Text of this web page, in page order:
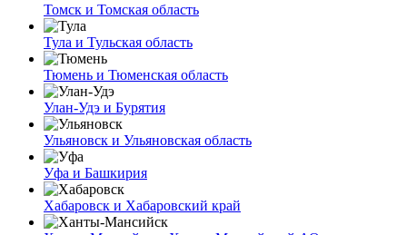
Томск и Томская область
Тула и Тульская область
Тюмень и Тюменская область
Улан-Удэ и Бурятия
Ульяновск и Ульяновская область
Уфа и Башкирия
Хабаровск и Хабаровский край